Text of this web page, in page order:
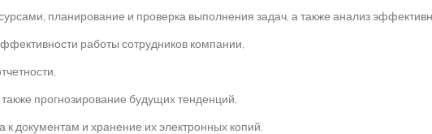
планирование и проверка выполнения задач, а также анализ
работы сотрудников компании,
прогнозирование будущих тенденций,
к документам и хранение их электронных копий.